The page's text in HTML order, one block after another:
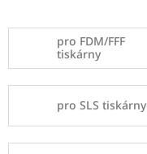
pro FDM/FFF
tiskárny
pro SLS tiskárny